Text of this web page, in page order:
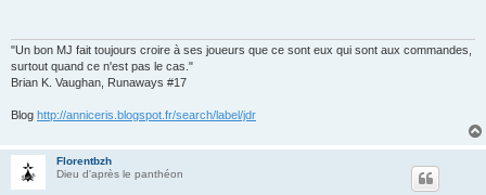
"Un bon MJ fait toujours croire à ses joueurs que ce sont eux qui sont aux commandes,
surtout quand ce n'est pas le cas."
Brian K. Vaughan, Runaways #17
Blog http://anniceris.blogspot.fr/search/label/jdr
Florentbzh
Dieu d'après le panthéon